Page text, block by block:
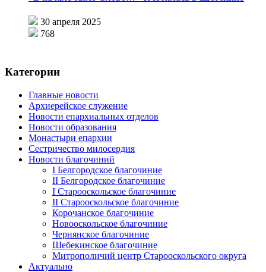
30 апреля 2025
768
Категории
Главные новости
Архиерейское служение
Новости епархиальных отделов
Новости образования
Монастыри епархии
Сестричество милосердия
Новости благочиний
I Белгородское благочиние
II Белгородское благочиние
I Старооскольское благочиние
II Старооскольское благочиние
Корочанское благочиние
Новооскольское благочиние
Чернянское благочиние
Шебекинское благочиние
Митрополичий центр Старооскольского округа
Актуально